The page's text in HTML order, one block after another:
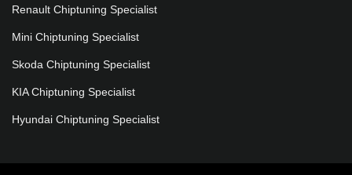
Renault Chiptuning Specialist
Mini Chiptuning Specialist
Skoda Chiptuning Specialist
KIA Chiptuning Specialist
Hyundai Chiptuning Specialist